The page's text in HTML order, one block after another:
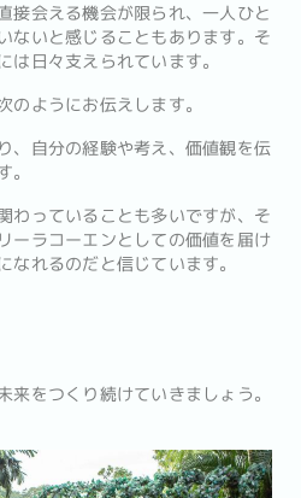
接会える機会が限られ、一人ひと
ないと感じることもあります。そ
日々支えられています。
のようにお伝えします。
、自分の経験や考え、価値観を伝
わっていることも多いですが、そ
ーラコーエンとしての価値を届け
れるのだと信じています。
来をつくり続けていきましょう。